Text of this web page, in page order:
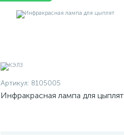
Артикул: 8105005
Инфракрасная лампа для цыплят